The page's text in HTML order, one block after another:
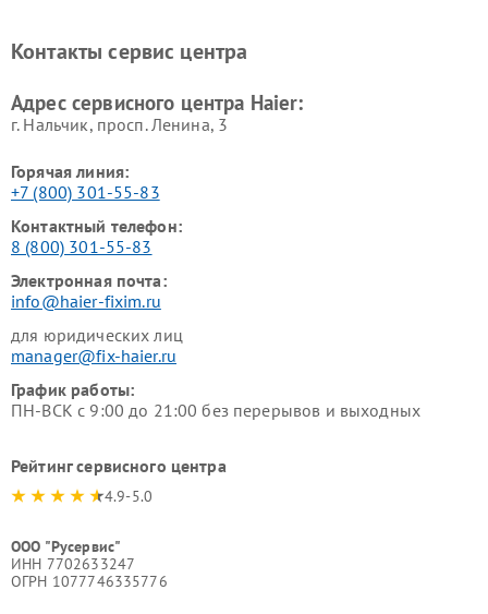
Ремонт роботов-пылесосов
Ремонт посудомоечных
Контакты сервис центра
Адрес сервисного центра Haier:
г. Нальчик, просп. Ленина, 3
Горячая линия:
+7 (800) 301-55-83
Контактный телефон:
8 (800) 301-55-83
Электронная почта:
info@haier-fixim.ru
для юридических лиц
manager@fix-haier.ru
График работы:
ПН-ВСК с 9:00 до 21:00 без перерывов и выходных
Рейтинг сервисного центра
4.9-5.0
ООО "Русервис"
ИНН 7702633247
ОГРН 1077746335776